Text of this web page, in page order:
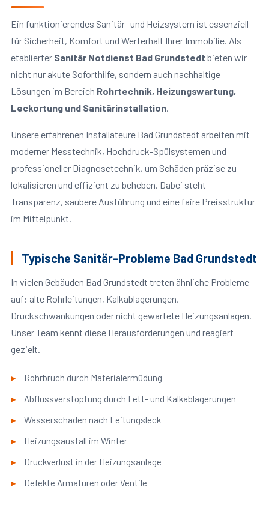
Ein funktionierendes Sanitär- und Heizsystem ist essenziell
für Sicherheit, Komfort und Werterhalt Ihrer Immobilie. Als
etablierter Sanitär Notdienst Bad Grundstedt bieten wir
nicht nur akute Soforthilfe, sondern auch nachhaltige
Lösungen im Bereich Rohrtechnik, Heizungswartung,
Leckortung und Sanitärinstallation.
Unsere erfahrenen Installateure Bad Grundstedt arbeiten mit
moderner Messtechnik, Hochdruck-Spülsystemen und
professioneller Diagnosetechnik, um Schäden präzise zu
lokalisieren und effizient zu beheben. Dabei steht
Transparenz, saubere Ausführung und eine faire Preisstruktur
im Mittelpunkt.
Typische Sanitär-Probleme Bad Grundstedt
In vielen Gebäuden Bad Grundstedt treten ähnliche Probleme
auf: alte Rohrleitungen, Kalkablagerungen,
Druckschwankungen oder nicht gewartete Heizungsanlagen.
Unser Team kennt diese Herausforderungen und reagiert
gezielt.
Rohrbruch durch Materialermüdung
Abflussverstopfung durch Fett- und Kalkablagerungen
Wasserschaden nach Leitungsleck
Heizungsausfall im Winter
Druckverlust in der Heizungsanlage
Defekte Armaturen oder Ventile